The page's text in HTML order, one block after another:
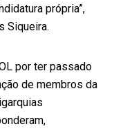
própria”,
Siqueira.
por ter passado
de membros da